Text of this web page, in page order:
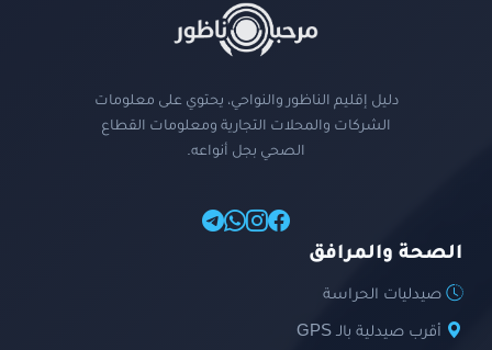
دليل إقليم الناظور والنواحي، يحتوي على معلومات
الشركات والمحلات التجارية ومعلومات القطاع
الصحي بجل أنواعه.
الصحة والمرافق
صيدليات الحراسة
أقرب صيدلية بالـ GPS